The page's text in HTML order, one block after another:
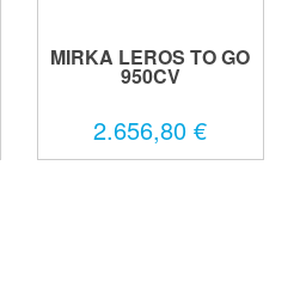
MIRKA LEROS TO GO
950CV
2.656,80 €